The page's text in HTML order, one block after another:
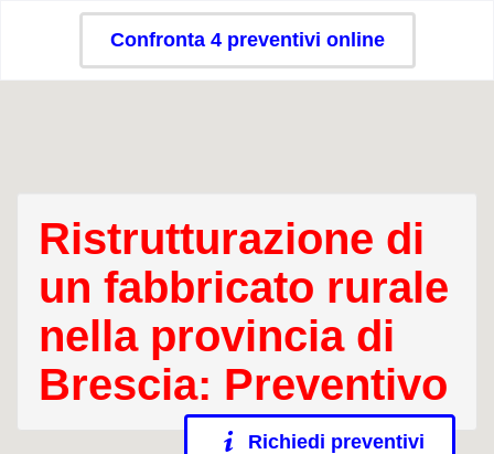
Confronta 4 preventivi online
Ristrutturazione di
un fabbricato rurale
nella provincia di
Brescia: Preventivo
Richiedi preventivi